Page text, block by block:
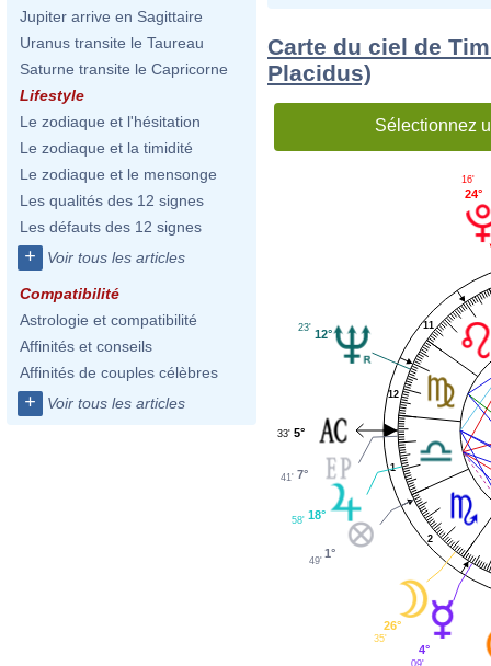
Jupiter arrive en Sagittaire
Uranus transite le Taureau
Saturne transite le Capricorne
Lifestyle
Le zodiaque et l'hésitation
Le zodiaque et la timidité
Le zodiaque et le mensonge
Les qualités des 12 signes
Les défauts des 12 signes
+ Voir tous les articles
Compatibilité
Astrologie et compatibilité
Affinités et conseils
Affinités de couples célèbres
+ Voir tous les articles
Carte du ciel de
Placidus)
Sélectionnez
1
2
11
12
24°
16'
12°
23'
5°
33'
7°
41'
18°
58'
1°
49'
26°
35'
4°
09'